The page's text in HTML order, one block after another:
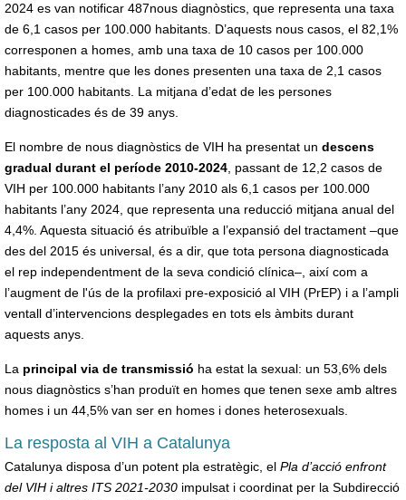
2024 es van notificar 487nous diagnòstics, que representa una taxa
de 6,1 casos per 100.000 habitants. D’aquests nous casos, el 82,1%
corresponen a homes, amb una taxa de 10 casos per 100.000
habitants, mentre que les dones presenten una taxa de 2,1 casos
per 100.000 habitants. La mitjana d’edat de les persones
diagnosticades és de 39 anys.
El nombre de nous diagnòstics de VIH ha presentat un descens
gradual durant el període 2010-2024, passant de 12,2 casos de
VIH per 100.000 habitants l’any 2010 als 6,1 casos per 100.000
habitants l’any 2024, que representa una reducció mitjana anual del
4,4%. Aquesta situació és atribuïble a l’expansió del tractament –que
des del 2015 és universal, és a dir, que tota persona diagnosticada
el rep independentment de la seva condició clínica–, així com a
l’augment de l'ús de la profilaxi pre-exposició al VIH (PrEP) i a l’ampli
ventall d’intervencions desplegades en tots els àmbits durant
aquests anys.
La principal via de transmissió ha estat la sexual: un 53,6% dels
nous diagnòstics s’han produït en homes que tenen sexe amb altres
homes i un 44,5% van ser en homes i dones heterosexuals.
La resposta al VIH a Catalunya
Catalunya disposa d’un potent pla estratègic, el Pla d’acció enfront
del VIH i altres ITS 2021-2030 impulsat i coordinat per la Subdirecció